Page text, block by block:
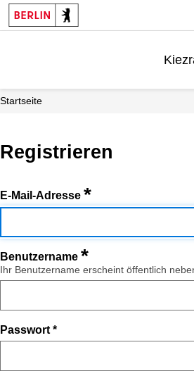
Startseite
Registrieren
E-Mail-Adresse *
Benutzername *
Ihr Benutzername erscheint öffentlich
Passwort *